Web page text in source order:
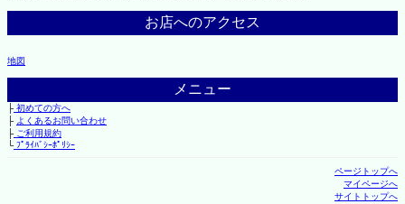
お店へのアクセス
地図
メニュー
├初めての方へ
├ よくあるお問い合わせ
├ご利用規約
└ﾌﾟﾗｲﾊﾞｼｰﾎﾟﾘｼｰ
ページトップへ
マイページへ
サイトトップへ